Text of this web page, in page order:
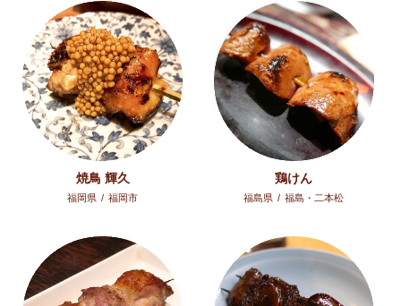
焼鳥 輝久
福岡県 / 福岡市
鶏けん
福島県 / 福島・二本松